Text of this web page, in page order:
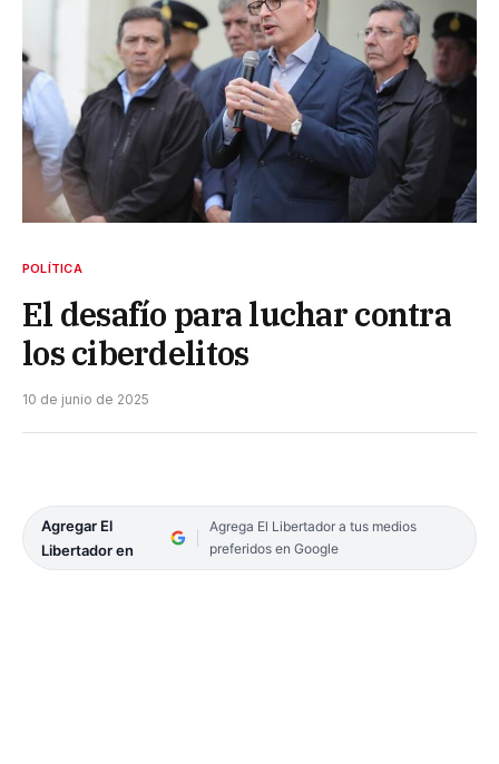
POLÍTICA
El desafío para luchar contra
los ciberdelitos
10 de junio de 2025
Agregar El
Libertador en
Agrega El Libertador a tus medios
preferidos en Google